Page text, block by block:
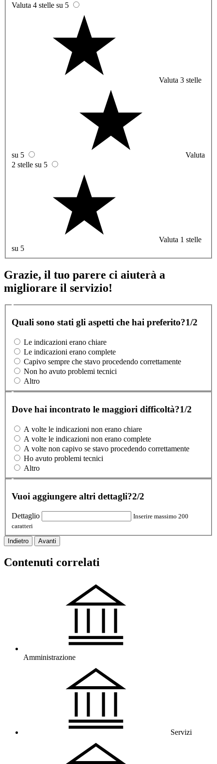
Valuta 4 stelle su 5
Valuta 3 stelle
su 5
Valuta
2 stelle su 5
Valuta 1 stelle
su 5
Grazie, il tuo parere ci aiuterà a
migliorare il servizio!
Quali sono stati gli aspetti che hai preferito?1/2
Le indicazioni erano chiare
Le indicazioni erano complete
Capivo sempre che stavo procedendo correttamente
Non ho avuto problemi tecnici
Altro
Dove hai incontrato le maggiori difficoltà?1/2
A volte le indicazioni non erano chiare
A volte le indicazioni non erano complete
A volte non capivo se stavo procedendo correttamente
Ho avuto problemi tecnici
Altro
Vuoi aggiungere altri dettagli?2/2
Dettaglio
Inserire massimo 200
caratteri
Indietro Avanti
Contenuti correlati
Amministrazione
Servizi